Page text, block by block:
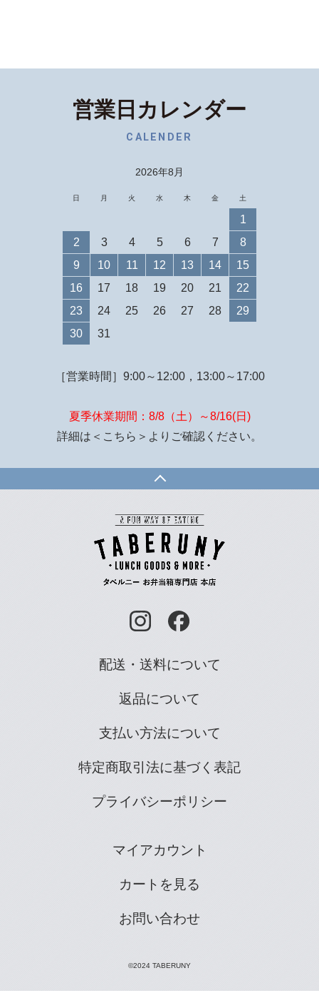
営業日カレンダー
CALENDER
2026年8月
日 月 火 水 木 金 土
1
2
3 4 5 6 7
8
9
10 11 12 13 14
15
16
17 18 19 20 21
22
23
24 25 26 27 28
29
30
31
［営業時間］9:00～12:00，13:00～17:00
夏季休業期間：8/8（土）～8/16(日)
詳細は ＜こちら＞ よりご確認ください。
配送・送料について
返品について
支払い方法について
特定商取引法に基づく表記
プライバシーポリシー
マイアカウント
カートを見る
お問い合わせ
©2024 TABERUNY